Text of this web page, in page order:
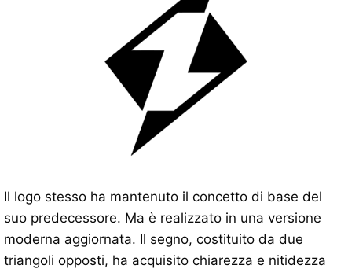
Il logo stesso ha mantenuto il concetto di base del
suo predecessore. Ma è realizzato in una versione
moderna aggiornata. Il segno, costituito da due
triangoli opposti, ha acquisito chiarezza e nitidezza